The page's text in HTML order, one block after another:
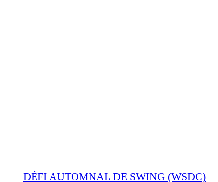
DÉFI AUTOMNAL DE SWING (WSDC)